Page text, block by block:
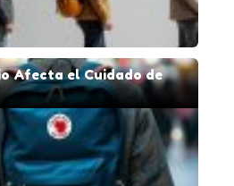
Afecta el Cuidado de